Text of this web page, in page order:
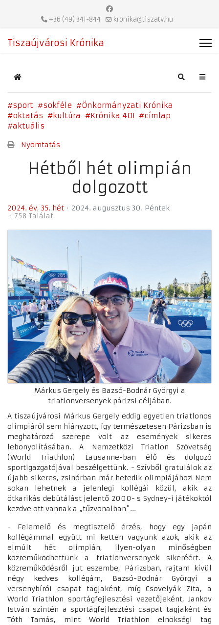
+36 (49) 341-844 kronika@tiszatv.hu
Tiszaújvárosi Krónika
Home Search
sport sokféle
Önkormányzati Krónika
oktatás
kultúra Krónika 40!
címlap
aktuális
Nyomtatás
Hétből hét olimpián
dolgozott
2024. év 35. hét
2024. augusztus 30. Péntek
758 Találat
Márkus Gergely és Bazsó-Bodnár Györgyi a
triatlonversenyek párizsi céljában.
A tiszaújvárosi Márkus Gergely eddig egyetlen triatlonos
olimpiáról sem hiányzott, így természetesen Párizsban is
meghatározó szerepe volt az események sikeres
lebonyolításában. A Nemzetközi Triatlon Szövetség
(World Triathlon) Lausanne-ban élő és dolgozó
sportigazgatójával beszélgettünk. - Szívből gratulálok az
újabb sikeres, zsinórban már hetedik olimpiájához! Nem
sokan lehetnek a jelenlegi kollégái közül, akik az
ötkarikás debütálást jelentő 2000- s Sydney-i játékoktól
kezdve ott vannak a „tűzvonalban"...
- Felemelő és megtisztelő érzés, hogy egy japán
kollégámmal együtt mi ketten vagyunk azok, akik az
elmúlt hét olimpián, ilyen-olyan minőségben
közreműködhettünk a triatlonversenyek sikeréért. A
közreműködésről jut eszembe, Párizsban, rajtam kívül
négy kedves kollégám, Bazsó-Bodnár Györgyi a
versenybírói csapat tagjaként, míg Csovelyák Zita, a
World Triathlon sportágfejlesztési vezetőjeként, Jankov
István szintén a sportágfejlesztési csapat tagjaként és
Tóth Tamás, mint World Triathlon elnökségi tag